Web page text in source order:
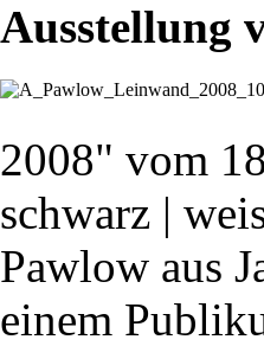
Ausstellung
2008" vom
schwarz |
Pawlow aus
einem